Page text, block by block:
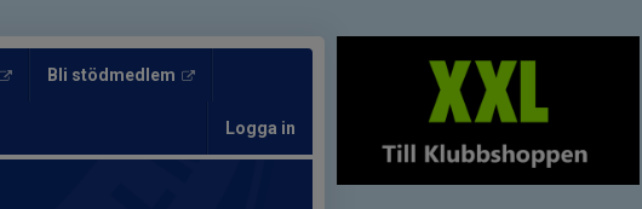
Bli stödmedlem
Logga in